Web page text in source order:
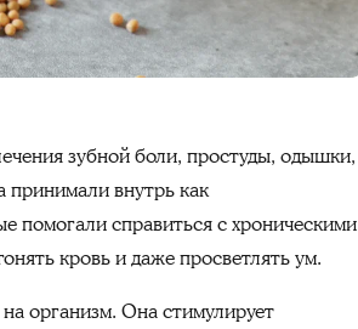
зубной боли, простуды, одышки,
принимали внутрь как
помогали справиться с хроническими
кровь и даже просветлять ум.
организм. Она стимулирует